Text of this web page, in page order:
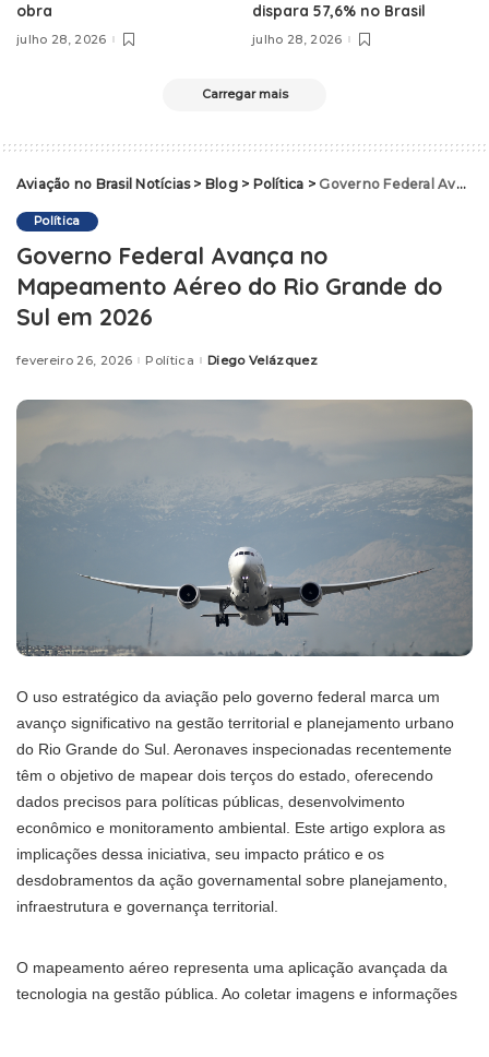
obra
julho 28, 2026
dispara 57,6% no Brasil
julho 28, 2026
Carregar mais
Aviação no Brasil Notícias> Blog> Política > Governo Federal Avança no Mapeamento Aéreo do Rio Grande do Sul em 2026
Política
Governo Federal Avança no
Mapeamento Aéreo do Rio Grande do
Sul em 2026
fevereiro 26, 2026 PolíticaPosted
Diego Velázquez
O uso estratégico da aviação pelo governo federal marca um
avanço significativo na gestão territorial e planejamento urbano
do Rio Grande do Sul. Aeronaves inspecionadas recentemente
têm o objetivo de mapear dois terços do estado, oferecendo
dados precisos para políticas públicas, desenvolvimento
econômico e monitoramento ambiental. Este artigo explora as
implicações dessa iniciativa, seu impacto prático e os
desdobramentos da ação governamental sobre planejamento,
infraestrutura e governança territorial.
O mapeamento aéreo representa uma aplicação avançada da
tecnologia na gestão pública. Ao coletar imagens e informações